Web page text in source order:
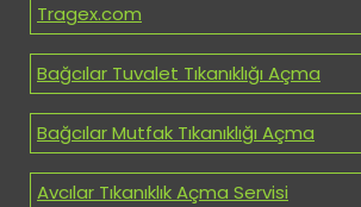
Tragex.com
Bağcılar Tuvalet Tıkanıklığı Açma
Bağcılar Mutfak Tıkanıklığı Açma
Avcılar Tıkanıklık Açma Servisi